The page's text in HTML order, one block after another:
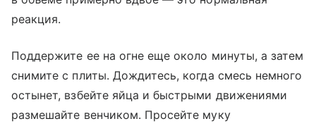
реакция.
Поддержите ее на огне еще около минуты, а затем
снимите с плиты. Дождитесь, когда смесь немного
остынет, взбейте яйца и быстрыми движениями
размешайте венчиком. Просейте муку